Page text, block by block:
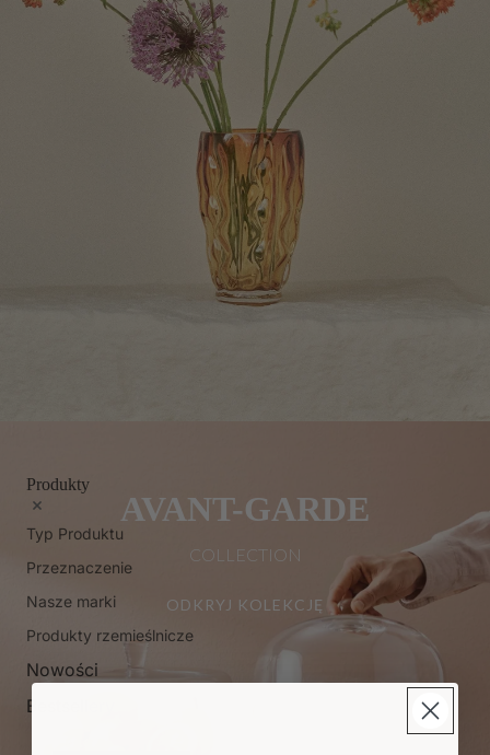
Produkty
Typ Produktu
Przeznaczenie
Nasze marki
Produkty rzemieślnicze
Nowości
Bestsellery
AVANT-GARDE
COLLECTION
ODKRYJ KOLEKCJĘ